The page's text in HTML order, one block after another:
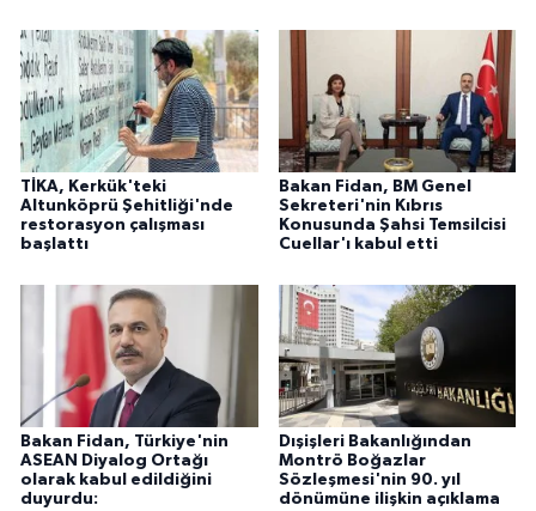
TİKA, Kerkük'teki
Altunköprü Şehitliği'nde
restorasyon çalışması
başlattı
Bakan Fidan, BM Genel
Sekreteri'nin Kıbrıs
Konusunda Şahsi Temsilcisi
Cuellar'ı kabul etti
Bakan Fidan, Türkiye'nin
ASEAN Diyalog Ortağı
olarak kabul edildiğini
duyurdu:
Dışişleri Bakanlığından
Montrö Boğazlar
Sözleşmesi'nin 90. yıl
dönümüne ilişkin açıklama